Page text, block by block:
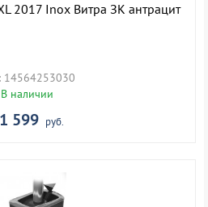
2017 Inox Витра ЗК антрацит
14564253030
В наличии
599 руб.